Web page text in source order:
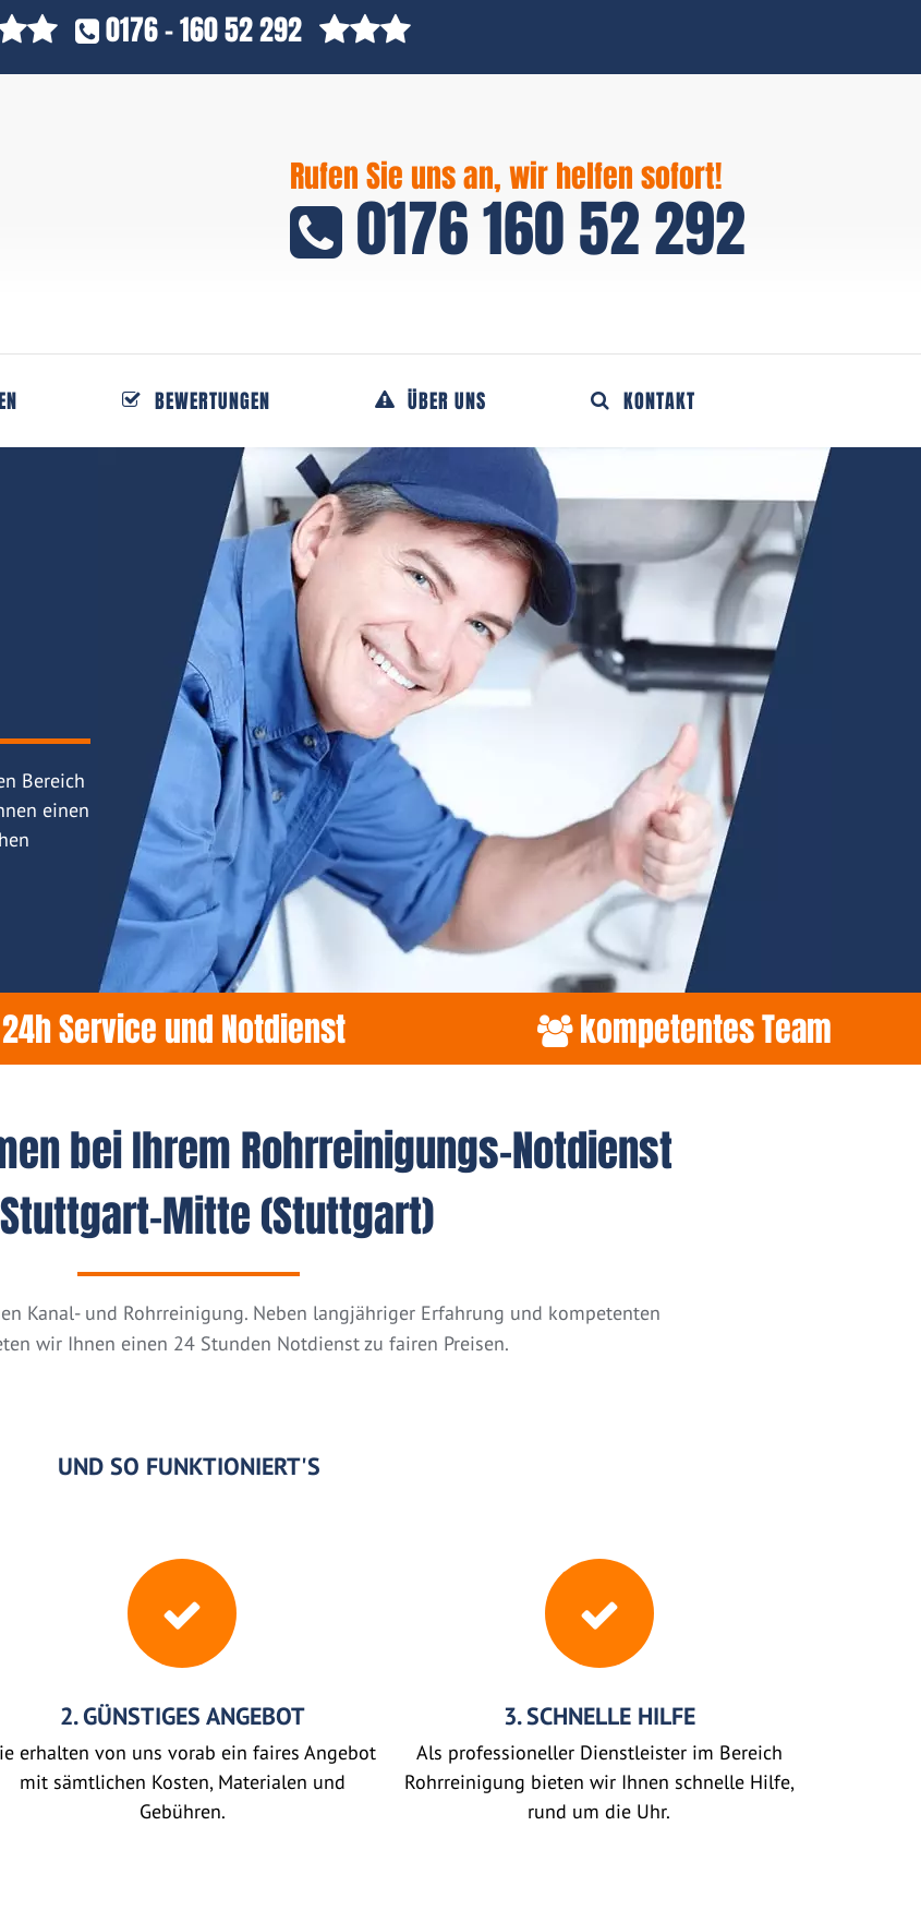
0176 - 160 52 292
Rufen Sie uns an, wir helfen sofort!
0176 160 52 292
BEWERTUNGEN ÜBER UNS KONTAKT
Bereich
einen
Service und Notdienst kompetentes Team
bei Ihrem Rohrreinigungs-Notdienst
Mitte (Stuttgart)
Kanal- und Rohrreinigung. Neben langjähriger Erfahrung und kompetenten
wir Ihnen einen 24 Stunden Notdienst zu fairen Preisen.
UND SO FUNKTIONIERT'S
2. GÜNSTIGES ANGEBOT
erhalten von uns vorab ein faires Angebot
mit sämtlichen Kosten, Materialen und
Gebühren.
3. SCHNELLE HILFE
Als professioneller Dienstleister im Bereich
Rohrreinigung bieten wir Ihnen schnelle Hilfe,
rund um die Uhr.